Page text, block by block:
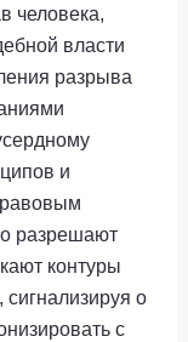
человека,
власти
разрыва
и
разрешают
контуры
сигнализируя о
с